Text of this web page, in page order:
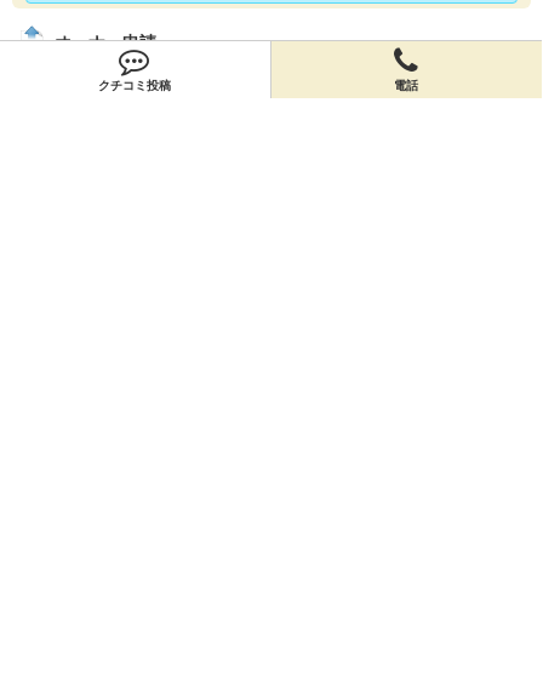
クチコミ投稿 電話
オーナー申請